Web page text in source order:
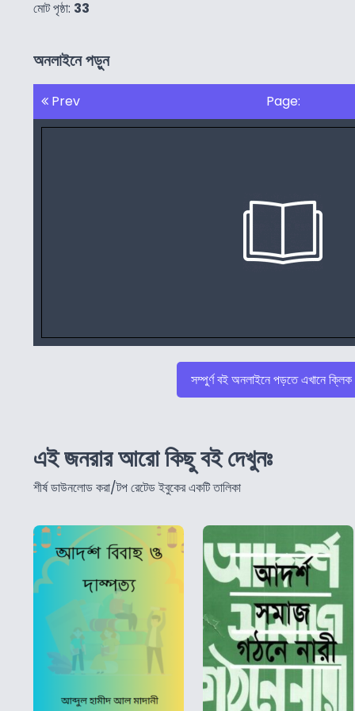
মোট পৃষ্ঠা: 33
অনলাইনে পড়ুন
Prev Page:
সম্পুর্ণ বই অনলাইনে পড়তে এখানে
এই জনরার আরো কিছু বই দেখুনঃ
শীর্ষ ডাউনলোড করা/টপ রেটেড ইবুকের একটি তালিকা